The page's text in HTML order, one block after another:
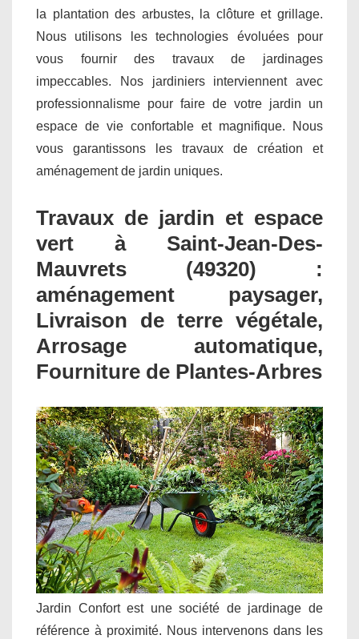
la plantation des arbustes, la clôture et grillage.
Nous utilisons les technologies évoluées pour
vous fournir des travaux de jardinages
impeccables. Nos jardiniers interviennent avec
professionnalisme pour faire de votre jardin un
espace de vie confortable et magnifique. Nous
vous garantissons les travaux de création et
aménagement de jardin uniques.
Travaux de jardin et espace
vert à Saint-Jean-Des-
Mauvrets (49320) :
aménagement paysager,
Livraison de terre végétale,
Arrosage automatique,
Fourniture de Plantes-Arbres
Jardin Confort est une société de jardinage de
référence à proximité. Nous intervenons dans les